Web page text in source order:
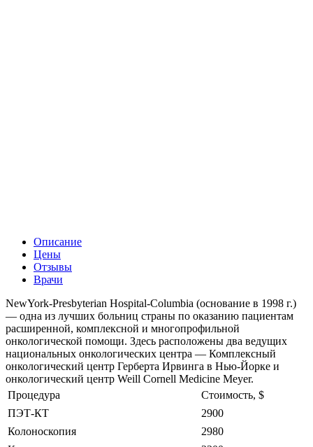
Описание
Цены
Отзывы
Врачи
NewYork-Presbyterian Hospital-Columbia (основание в 1998 г.)
— одна из лучших больниц страны по оказанию пациентам
расширенной, комплексной и многопрофильной
онкологической помощи. Здесь расположены два ведущих
национальных онкологических центра — Комплексный
онкологический центр Герберта Ирвинга в Нью-Йорке и
онкологический центр Weill Cornell Medicine Meyer.
Процедура
Стоимость, $
ПЭТ-КТ
2900
Колоноскопия
2980